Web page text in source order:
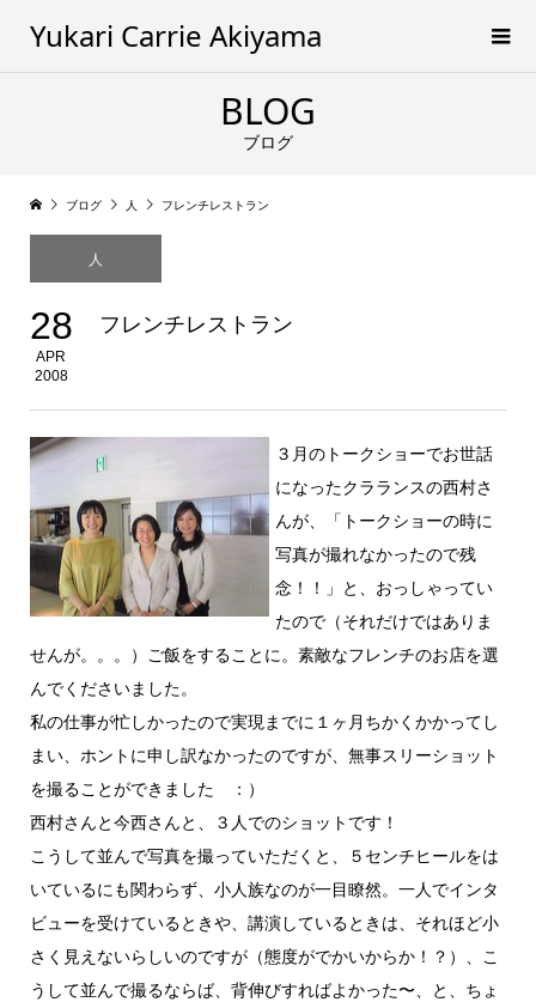
Yukari Carrie Akiyama
BLOG
ブログ
ブログ 人 フレンチレストラン
人
28
APR
2008
フレンチレストラン
３月のトークショーでお世話
になったクラランスの西村さ
んが、「トークショーの時に
写真が撮れなかったので残
念！！」と、おっしゃってい
たので（それだけではありま
せんが。。。）ご飯をすることに。素敵なフレンチのお店を選
んでくださいました。
私の仕事が忙しかったので実現までに１ヶ月ちかくかかってし
まい、ホントに申し訳なかったのですが、無事スリーショット
を撮ることができました ：）
西村さんと今西さんと、３人でのショットです！
こうして並んで写真を撮っていただくと、５センチヒールをは
いているにも関わらず、小人族なのが一目瞭然。一人でインタ
ビューを受けているときや、講演しているときは、それほど小
さく見えないらしいのですが（態度がでかいからか！？）、こ
うして並んで撮るならば、背伸びすればよかった〜、と、ちょ